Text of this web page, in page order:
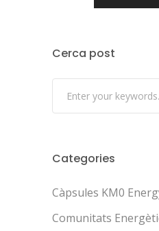
Cerca post
Categories
Càpsules KM0
Comunitats